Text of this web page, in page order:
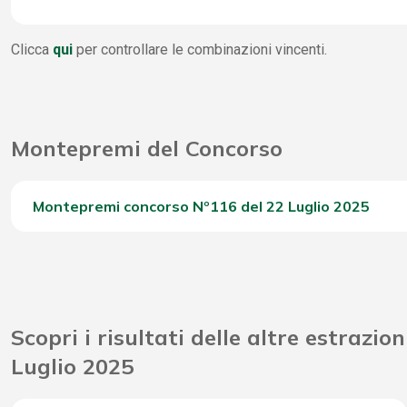
3 Stella
1 Stella
0 Stella
Clicca qui per controllare le combinazioni vincenti.
Montepremi del Concorso
Montepremi concorso Nº116 del 22 Luglio 2025
Attribuzione da D.D: 2011/49938/Giochi/Ena del 16/12/
Scopri i risultati delle altre
Luglio 2025